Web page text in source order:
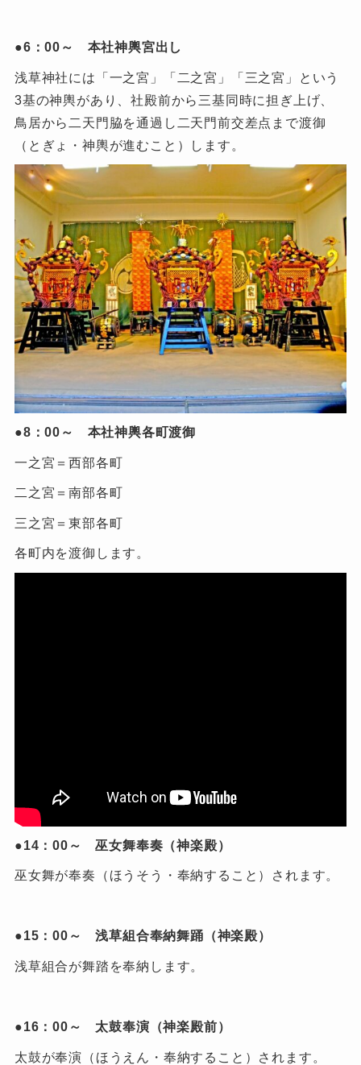
●6：00～ 本社神輿宮出し
浅草神社には「一之宮」「二之宮」「三之宮」という
3基の神輿があり、社殿前から三基同時に担ぎ上げ、
鳥居から二天門脇を通過し二天門前交差点まで渡御
（とぎょ・神輿が進むこと）します。
●8：00～ 本社神輿各町渡御
一之宮＝西部各町
二之宮＝南部各町
三之宮＝東部各町
各町内を渡御します。
●14：00～ 巫女舞奉奏（神楽殿）
巫女舞が奉奏（ほうそう・奉納すること）されます。
●15：00～ 浅草組合奉納舞踊（神楽殿）
浅草組合が舞踏を奉納します。
●16：00～ 太鼓奉演（神楽殿前）
太鼓が奉演（ほうえん・奉納すること）されます。